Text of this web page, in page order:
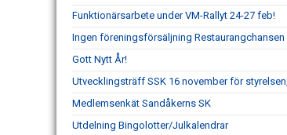
Funktionärsarbete under VM-Rallyt 24-27 feb!
Ingen föreningsförsäljning Restaurangchansen
Gott Nytt År!
Utvecklingsträff SSK 16 november för
Medlemsenkät Sandåkerns SK
Utdelning Bingolotter/Julkalendrar